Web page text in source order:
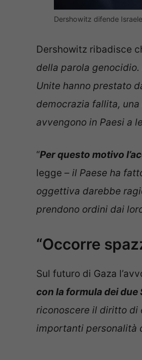
Dershowitz difende
Dershowitz ribadisce
della parola
Unite hanno prestato
democrazia fallita,
avvengono in Paesi a
“Per questo motivo
legge – il Paese ha
oggettiva darebbe
prendono ordini dai
“Occorre
Sul futuro di Gaza
con la formula dei due
riconoscere il diritto di
importanti personalità